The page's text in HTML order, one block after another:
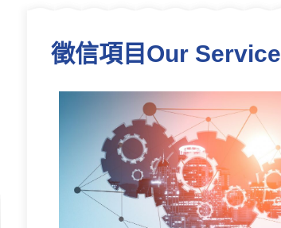
徵信項目Our Service